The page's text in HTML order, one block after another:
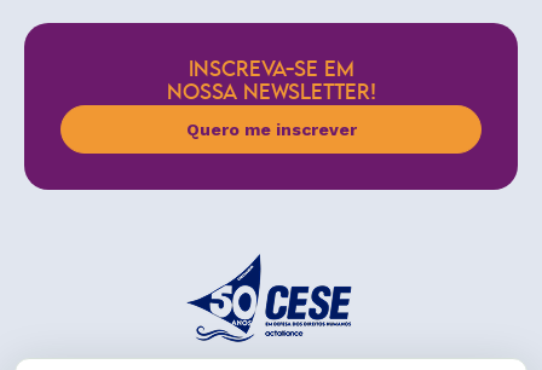
INSCREVA-SE EM
NOSSA NEWSLETTER!
Quero me inscrever